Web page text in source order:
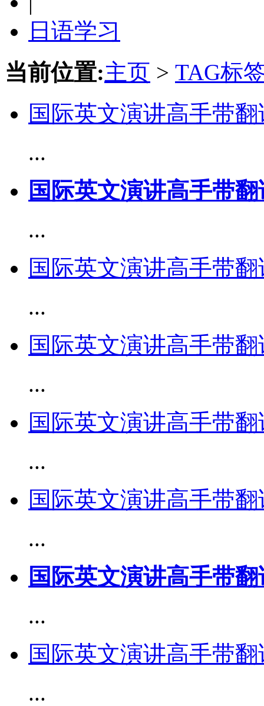
日语学习
当前位置:主页 > TAG标
国际英文演讲高手带翻
...
国际英文演讲高手带
...
国际英文演讲高手带翻
...
国际英文演讲高手带翻
...
国际英文演讲高手带翻
...
国际英文演讲高手带翻
...
国际英文演讲高手带
...
国际英文演讲高手带翻
...